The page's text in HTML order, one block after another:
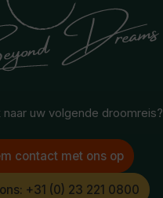
reizen
naar uw volgende droomreis?
contact met ons op
+31 (0) 23 221 0800